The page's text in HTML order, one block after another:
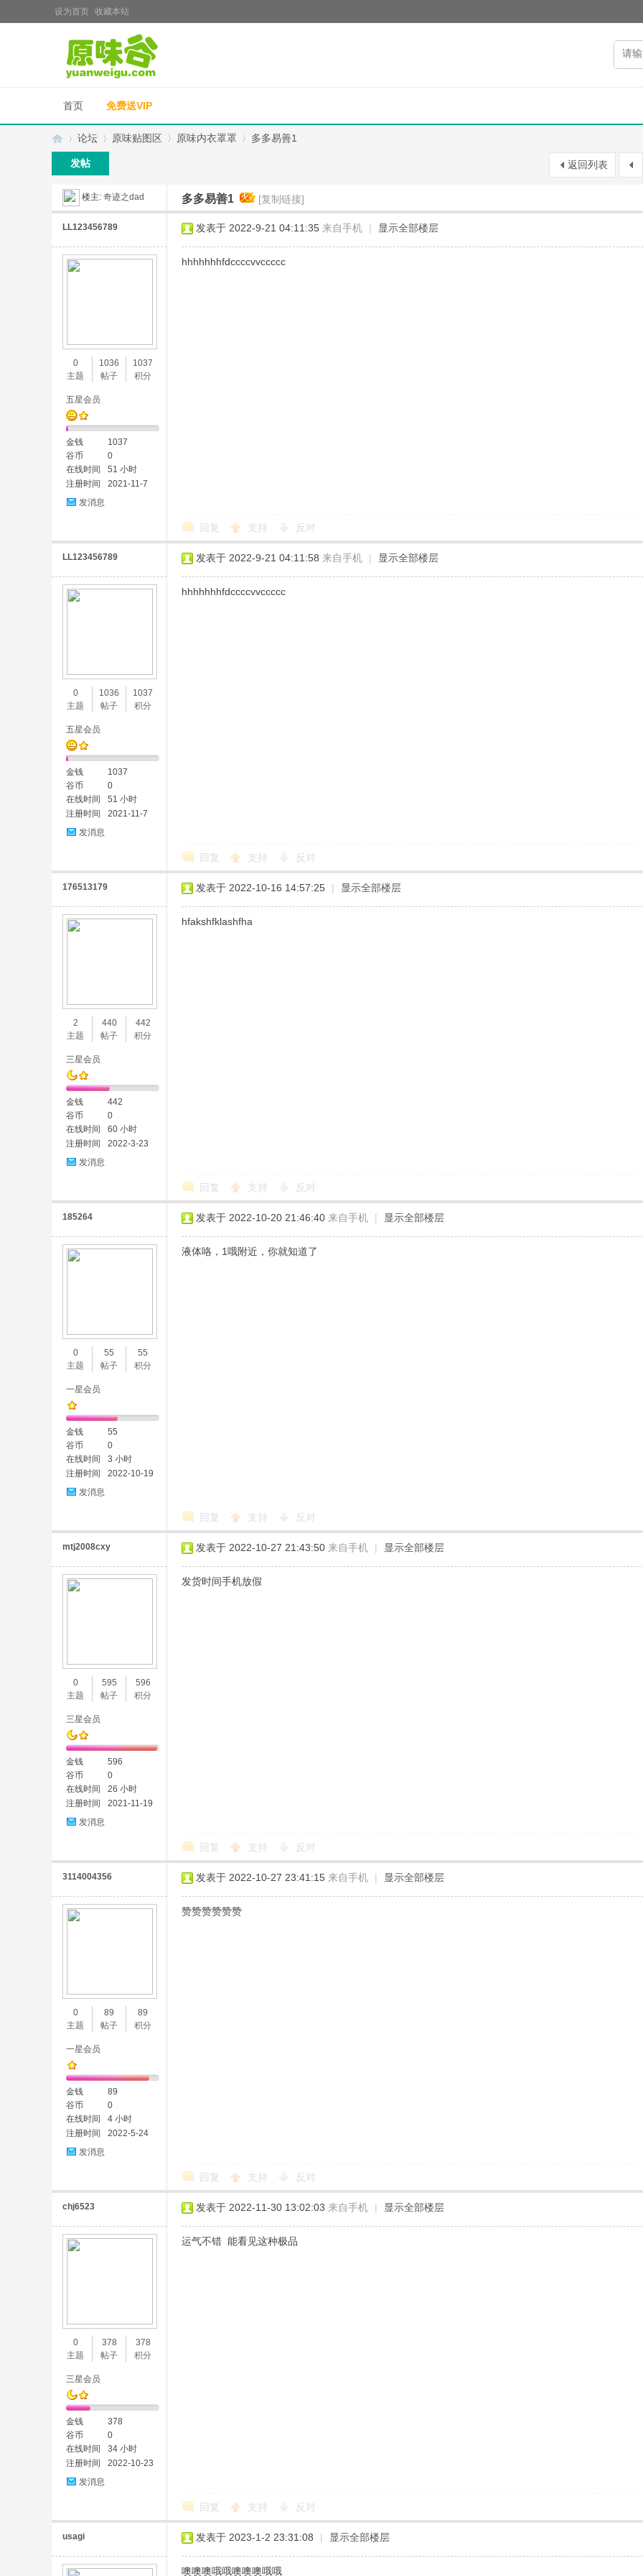
设为首页 收藏本站
首页 免费送VIP
»
论坛
›
原味贴图区 原味内衣罩罩
›
多多易善1
返回列表
发帖
楼主: 奇迹之dad 多多易善1 [复制链接]
LL123456789
0
主题
1036
帖子
1037
积分
五星会员
金钱
1037
谷币
0
在线时间
51 小时
注册时间
2021-11-7
发消息
发表于 2022-9-21 04:11:35 来自手机 | 显示全部楼层
hhhhhhhfdccccvvccccc
回复 支持 反对
LL123456789
0
主题
1036
帖子
1037
积分
五星会员
金钱
1037
谷币
0
在线时间
51 小时
注册时间
2021-11-7
发消息
发表于 2022-9-21 04:11:58 来自手机 | 显示全部楼层
hhhhhhhfdccccvvccccc
回复 支持 反对
176513179
2
主题
440
帖子
442
积分
三星会员
金钱
442
谷币
0
在线时间
60 小时
注册时间
2022-3-23
发消息
发表于 2022-10-16 14:57:25 | 显示全部楼层
hfakshfklashfha
回复 支持 反对
185264
0
主题
55
帖子
55
积分
一星会员
金钱
55
谷币
0
在线时间
3 小时
注册时间
2022-10-19
发消息
发表于 2022-10-20 21:46:40 来自手机 | 显示全部楼层
液体咯，1哦附近，你就知道了
回复 支持 反对
mtj2008cxy
0
主题
595
帖子
596
积分
三星会员
金钱
596
谷币
0
在线时间
26 小时
注册时间
2021-11-19
发消息
发表于 2022-10-27 21:43:50 来自手机 | 显示全部楼层
发货时间手机放假
回复 支持 反对
3114004356
0
主题
89
帖子
89
积分
一星会员
金钱
89
谷币
0
在线时间
4 小时
注册时间
2022-5-24
发消息
发表于 2022-10-27 23:41:15 来自手机 | 显示全部楼层
赞赞赞赞赞赞
回复 支持 反对
chj6523
0
主题
378
帖子
378
积分
三星会员
金钱
378
谷币
0
在线时间
34 小时
注册时间
2022-10-23
发消息
发表于 2022-11-30 13:02:03 来自手机 | 显示全部楼层
运气不错 能看见这种极品
回复 支持 反对
usagi 发表于 2023-1-2 23:31:08 | 显示全部楼层
噢噢噢哦哦噢噢噢哦哦